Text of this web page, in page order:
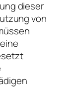
dieser
von